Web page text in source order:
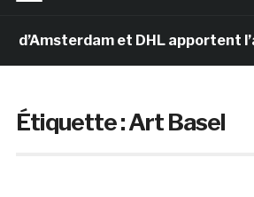
et DHL apportent l’art
Étiquette :Art Basel